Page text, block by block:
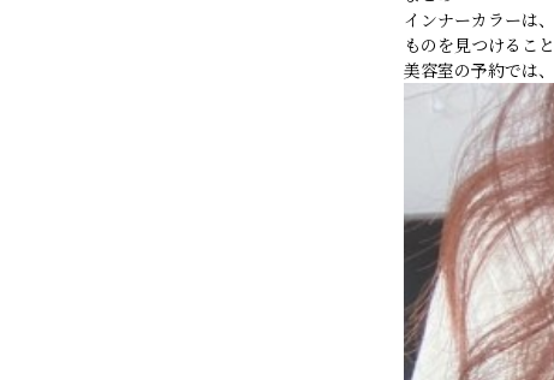
インナーカラーは
ものを見つけるこ
美容室の予約では